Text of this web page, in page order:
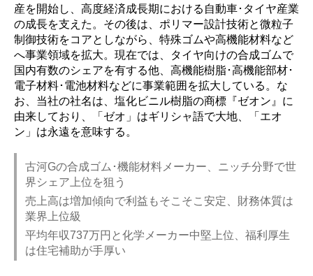
い？】”
産を開始し、高度経済成長期における自動車･タイヤ産業
の成長を支えた。その後は、ポリマー設計技術と微粒子
制御技術をコアとしながら、特殊ゴムや高機能材料など
へ事業領域を拡大。現在では、タイヤ向けの合成ゴムで
国内有数のシェアを有する他、高機能樹脂･高機能部材･
電子材料･電池材料などに事業範囲を拡大している。な
お、当社の社名は、塩化ビニル樹脂の商標『ゼオン』に
由来しており、「ゼオ」はギリシャ語で大地、「エオ
ン」は永遠を意味する。
古河Gの合成ゴム･機能材料メーカー、ニッチ分野で世
界シェア上位を狙う
売上高は増加傾向で利益もそこそこ安定、財務体質は
業界上位級
平均年収737万円と化学メーカー中堅上位、福利厚生
は住宅補助が手厚い